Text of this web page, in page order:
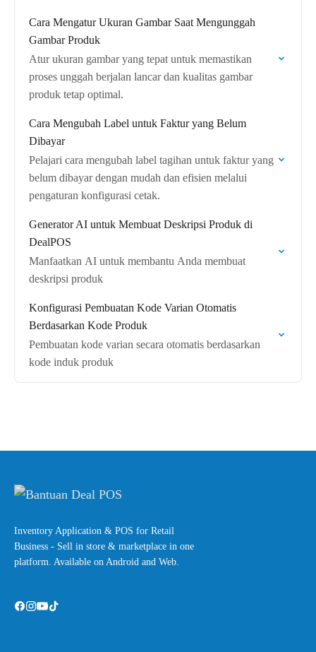
Cara Mengatur Ukuran Gambar Saat Mengunggah
Gambar Produk
Atur ukuran gambar yang tepat untuk memastikan
proses unggah berjalan lancar dan kualitas gambar
produk tetap optimal.
Cara Mengubah Label untuk Faktur yang Belum
Dibayar
Pelajari cara mengubah label tagihan untuk faktur yang
belum dibayar dengan mudah dan efisien melalui
pengaturan konfigurasi cetak.
Generator AI untuk Membuat Deskripsi Produk di
DealPOS
Manfaatkan AI untuk membantu Anda membuat
deskripsi produk
Konfigurasi Pembuatan Kode Varian Otomatis
Berdasarkan Kode Produk
Pembuatan kode varian secara otomatis berdasarkan
kode induk produk
Inventory Application & POS for Retail
Business - Sell in store & marketplace in one
platform. Available on Android and Web.